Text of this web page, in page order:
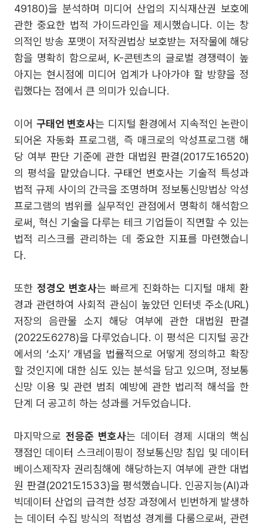
49180)을 분석하며 미디어 산업의 지식재산권 보호에
관한 중요한 법적 가이드라인을 제시했습니다. 이는 창
의적인 방송 포맷이 저작권법상 보호받는 저작물에 해당
함을 명확히 함으로써, K-콘텐츠의 글로벌 경쟁력이 높
아지는 현시점에 미디어 업계가 나아가야 할 방향을 정
립했다는 점에서 큰 의미가 있습니다.
이어 구태언 변호사는 디지털 환경에서 지속적인 논란이
되어온 자동화 프로그램, 즉 매크로의 악성프로그램 해
당 여부 판단 기준에 관한 대법원 판결(2017도16520)
의 평석을 맡았습니다. 구태언 변호사는 기술적 특성과
법적 규제 사이의 간극을 조명하며 정보통신망법상 악성
프로그램의 범위를 실무적인 관점에서 명확히 해석함으
로써, 혁신 기술을 다루는 테크 기업들이 직면할 수 있는
법적 리스크를 관리하는 데 중요한 지표를 마련했습니
다.
또한 정경오 변호사는 빠르게 진화하는 디지털 매체 환
경과 관련하여 사회적 관심이 높았던 인터넷 주소(URL)
저장의 음란물 소지 해당 여부에 관한 대법원 판결
(2022도6278)을 다루었습니다. 이 평석은 디지털 공간
에서의 ‘소지’ 개념을 법률적으로 어떻게 정의하고 확장
할 것인지에 대한 심도 있는 분석을 담고 있으며, 정보통
신망 이용 및 관련 범죄 예방에 관한 법리적 해석을 한
단계 더 공고히 하는 성과를 거두었습니다.
마지막으로전응준 변호사는 데이터 경제 시대의 핵심
쟁점인 데이터 스크레이핑이 정보통신망 침입 및 데이터
베이스제작자 권리침해에 해당하는지 여부에 관한 대법
원 판결(2021도1533)을 평석했습니다. 인공지능(AI)과
빅데이터 산업의 급격한 성장 과정에서 빈번하게 발생하
는 데이터 수집 방식의 적법성 경계를 다룸으로써, 관련